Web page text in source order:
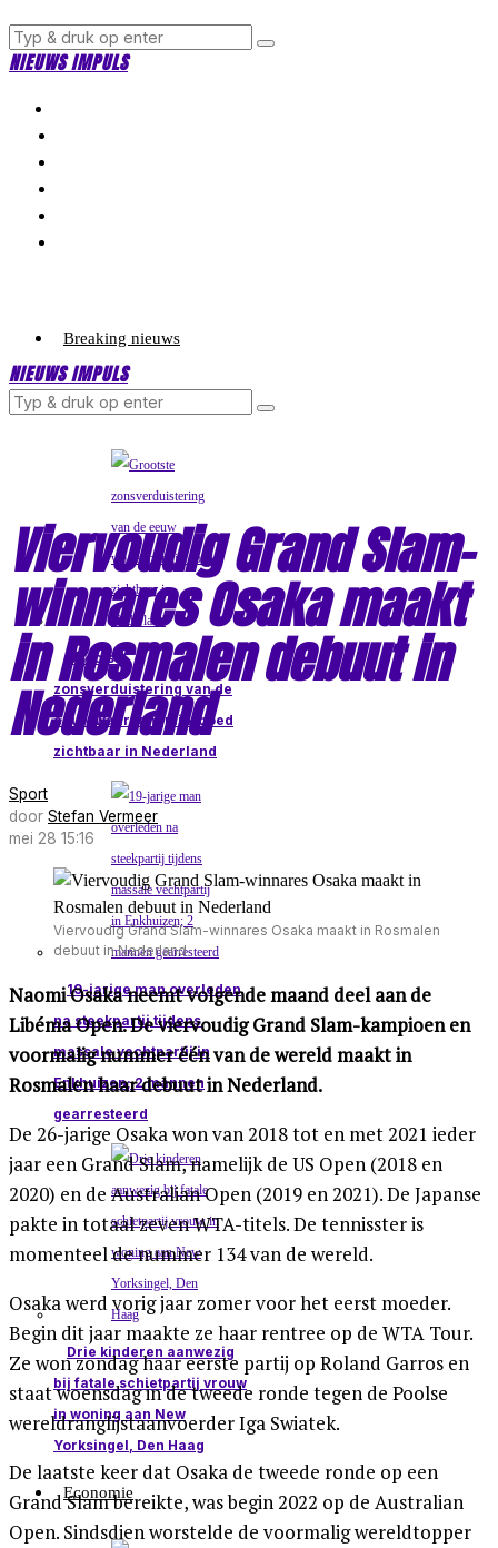
NIEUWS IMPULS
Breaking nieuws
Politiek
Grootste
zonsverduistering van de
eeuw waarschijnlijk goed
zichtbaar in Nederland
19-jarige man overleden
na steekpartij tijdens
massale vechtpartij in
Enkhuizen; 2 mannen
gearresteerd
Drie kinderen aanwezig
bij fatale schietpartij vrouw
in woning aan New
Yorksingel, Den Haag
Economie
NIEUWS IMPULS
Viervoudig Grand Slam-
winnares Osaka maakt
in Rosmalen debuut in
Nederland
Sport
door Stefan Vermeer
mei 28 15:16
Viervoudig Grand Slam-winnares Osaka maakt in Rosmalen
debuut in Nederland
Naomi Osaka neemt volgende maand deel aan de
Libéma Open. De viervoudig Grand Slam-kampioen en
voormalig nummer één van de wereld maakt in
Rosmalen haar debuut in Nederland.
De 26-jarige Osaka won van 2018 tot en met 2021 ieder
jaar een Grand Slam, namelijk de US Open (2018 en
2020) en de Australian Open (2019 en 2021). De Japanse
pakte in totaal zeven WTA-titels. De tennisster is
momenteel de nummer 134 van de wereld.
Osaka werd vorig jaar zomer voor het eerst moeder.
Begin dit jaar maakte ze haar rentree op de WTA Tour.
Ze won zondag haar eerste partij op Roland Garros en
staat woensdag in de tweede ronde tegen de Poolse
wereldranglijstaanvoerder Iga Swiatek.
De laatste keer dat Osaka de tweede ronde op een
Grand Slam bereikte, was begin 2022 op de Australian
Open. Sindsdien worstelde de voormalig wereldtopper